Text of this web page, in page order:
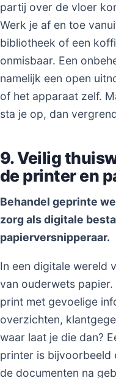
partij over de vloer
Werk je af en toe
bibliotheek of een
onmisbaar. Een
namelijk een open
of het apparaat zelf.
sta je op, dan
9. Veilig
de printer en
Behandel geprinte
zorg als digitale
papierversnipperaar.
In een digitale wereld
van ouderwets
print met gevoelige
overzichten,
waar laat je die dan?
printer is bijvoorbeeld
de documenten na